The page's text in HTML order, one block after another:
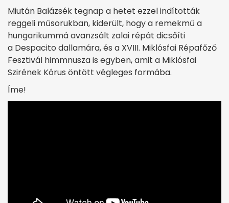
Miután Balázsék tegnap a hetet ezzel indították
reggeli műsorukban, kiderült, hogy a remekmű a
hungarikummá avanzsált zalai répát dicsőíti
a Despacito dallamára, és a XVIII. Miklósfai Répafőző
Fesztivál himmnusza is egyben, amit a Miklósfai
Szirének Kórus öntött végleges formába.
Íme!